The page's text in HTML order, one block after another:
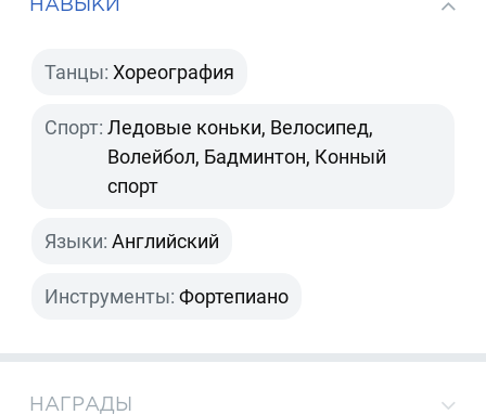
Танцы: Хореография
Спорт: Ледовые коньки, Велосипед,
Волейбол, Бадминтон, Конный
спорт
Языки: Английский
Инструменты: Фортепиано
НАГРАДЫ